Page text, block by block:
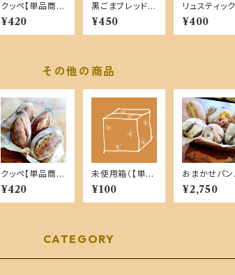
クッペ【単品商
品】
¥420
黒ごまブレッド
【単品商品】
¥450
リュスティ
プレーン【単
品】
¥400
その他の商品
クッペ【単品商
品】
¥420
未使用箱（【単品
商品】ご購入時）
¥100
おまかせパン
ット 標準
家製酵母１０
０％・国産小
¥2,750
CATEGORY